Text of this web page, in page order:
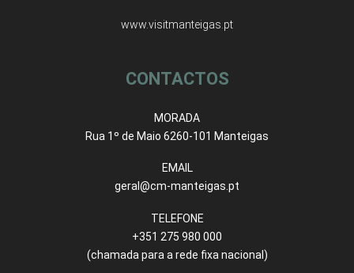
www.visitmanteigas.pt
CONTACTOS
MORADA
Rua 1º de Maio 6260-101 Manteigas
EMAIL
geral@cm-manteigas.pt
TELEFONE
+351 275 980 000
(chamada para a rede fixa nacional)